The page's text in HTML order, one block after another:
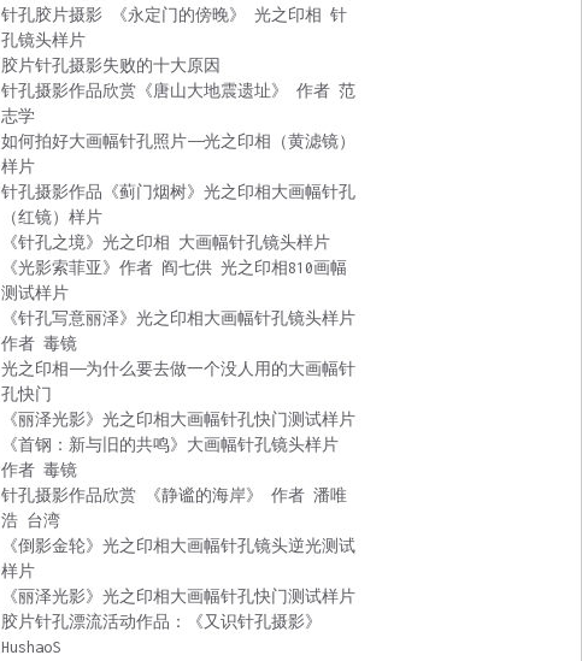
针孔胶片摄影 《永定门的傍晚》 光之印相 针
孔镜头样片
胶片针孔摄影失败的十大原因
针孔摄影作品欣赏《唐山大地震遗址》 作者 范
志学
如何拍好大画幅针孔照片——光之印相（黄滤镜）
样片
针孔摄影作品《蓟门烟树》光之印相大画幅针孔
（红镜）样片
《针孔之境》光之印相 大画幅针孔镜头样片
《光影索菲亚》作者 阎七供 光之印相810画幅
测试样片
《针孔写意丽泽》光之印相大画幅针孔镜头样片
作者 毒镜
光之印相——为什么要去做一个没人用的大画幅针
孔快门
《丽泽光影》光之印相大画幅针孔快门测试样片
《首钢：新与旧的共鸣》大画幅针孔镜头样片
作者 毒镜
针孔摄影作品欣赏 《静谧的海岸》 作者 潘唯
浩 台湾
《倒影金轮》光之印相大画幅针孔镜头逆光测试
样片
《丽泽光影》光之印相大画幅针孔快门测试样片
胶片针孔漂流活动作品：《又识针孔摄影》
HushaoS